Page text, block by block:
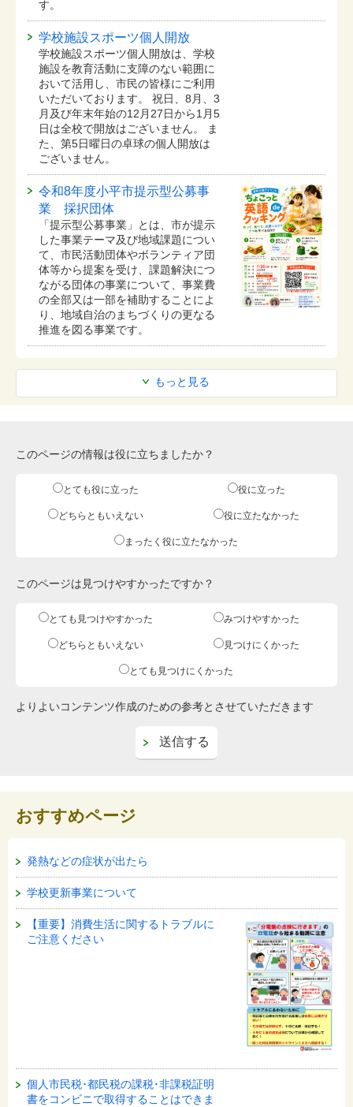
もっと見る
す。
学校施設スポーツ個人開放
学校施設スポーツ個人開放は、学校
施設を教育活動に支障のない範囲に
おいて活用し、市民の皆様にご利用
いただいております。 祝日、8月、3
月及び年末年始の12月27日から1月5
日は全校で開放はございません。 ま
た、第5日曜日の卓球の個人開放は
ございません。
令和8年度小平市提示型公募事
業 採択団体
「提示型公募事業」とは、市が提示
した事業テーマ及び地域課題につい
て、市民活動団体やボランティア団
体等から提案を受け、課題解決につ
ながる団体の事業について、事業費
の全部又は一部を補助することによ
り、地域自治のまちづくりの更なる
推進を図る事業です。
このページの情報は役に立ちましたか？
とても役に立った 役に立った
どちらともいえない 役に立たなかった
まったく役に立たなかった
このページは見つけやすかったですか？
とても見つけやすかった みつけやすかった
どちらともいえない 見つけにくかった
とても見つけにくかった
よりよいコンテンツ作成のための参考とさせていただきます
おすすめページ
発熱などの症状が出たら
学校更新事業について
【重要】消費生活に関するトラブルに
ご注意ください
個人市民税･都民税の課税･非課税証明
書をコンビニで取得することはできま